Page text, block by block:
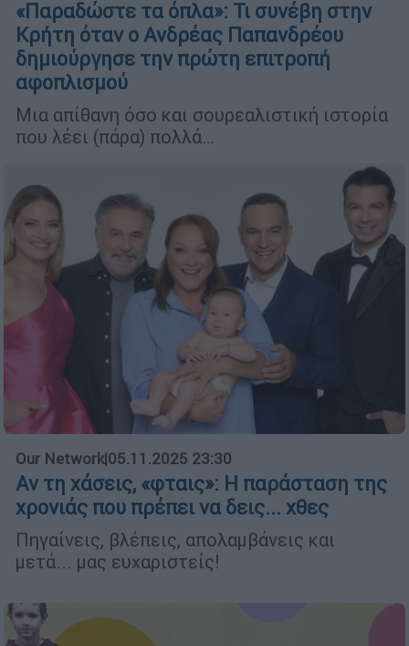
«Παραδώστε τα όπλα»: Τι συνέβη στην
Κρήτη όταν ο Ανδρέας Παπανδρέου
δημιούργησε την πρώτη επιτροπή
αφοπλισμού
Μια απίθανη όσο και σουρεαλιστική ιστορία
που λέει (πάρα) πολλά…
Our Network|05.11.2025 23:30
Αν τη χάσεις, «φταις»: Η παράσταση της
χρονιάς που πρέπει να δεις... χθες
Πηγαίνεις, βλέπεις, απολαμβάνεις και
μετά... μας ευχαριστείς!